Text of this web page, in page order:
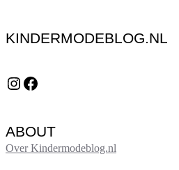
KINDERMODEBLOG.NL
Instagram Facebook
ABOUT
Over Kindermodeblog.nl